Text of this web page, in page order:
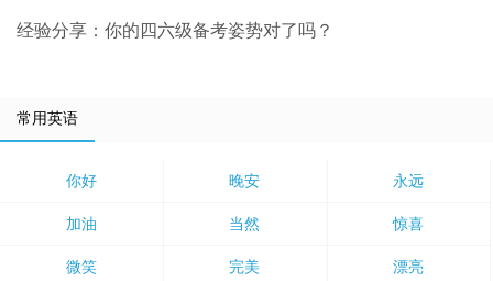
经验分享：你的四六级备考姿势对了吗？
常用英语
你好 晚安 永远
加油 当然 惊喜
微笑 完美 漂亮